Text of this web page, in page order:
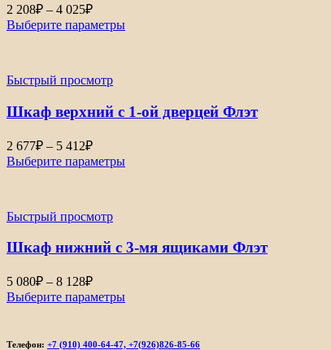
2 208₽ – 4 025₽Диапазон
цен:
2
4
Выберите параметры
Быстрый просмотр
Шкаф верхний с 1-ой дверцей Флэт
2 677₽ – 5 412₽Диапазон
цен:
2
5
Выберите параметры
Быстрый просмотр
Шкаф нижний с 3-мя ящиками Флэт
5 080₽ – 8 128₽Диапазон
цен:
5
–
Выберите параметры
Телефон: +7 (910) 400-64-47, +7(926)826-85-66